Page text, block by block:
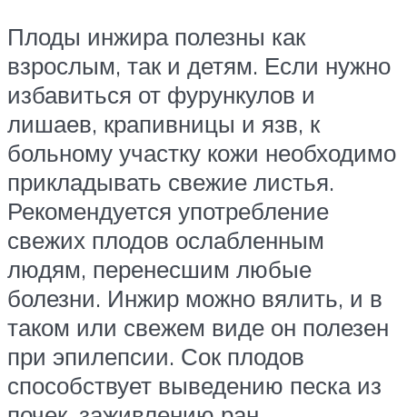
Плоды инжира полезны как
взрослым, так и детям. Если нужно
избавиться от фурункулов и
лишаев, крапивницы и язв, к
больному участку кожи необходимо
прикладывать свежие листья.
Рекомендуется употребление
свежих плодов ослабленным
людям, перенесшим любые
болезни. Инжир можно вялить, и в
таком или свежем виде он полезен
при эпилепсии. Сок плодов
способствует выведению песка из